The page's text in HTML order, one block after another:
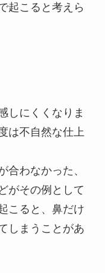
起こると考えら
しにくくなりま
は不自然な仕上
合わなかった、
がその例として
こると、鼻だけ
しまうことがあ